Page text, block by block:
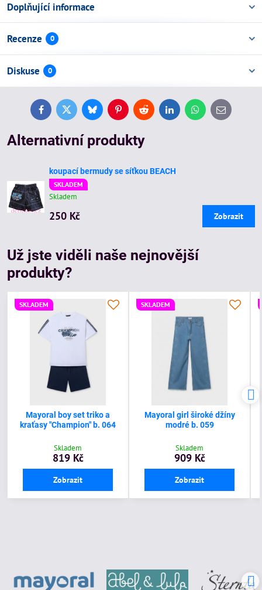
Doplňující informace
Recenze 0
Diskuse 0
FacebookTwitterBlueskyPinterestReddit LinkedInWhatsApp
E-
mail
Alternativní produkty
koupací bermudy se síťkou BEACH
SKLADEM
Skladem
250 Kč Zobrazit
Už jste viděli naše nejnovější
produkty?
SKLADEM
Mayoral boy set triko a
kraťasy "Champion" b. 064
Skladem
819 Kč
Zobrazit
SKLADEM
Mayoral girl široké džíny
modré b. 059
Skladem
909 Kč
Zobrazit